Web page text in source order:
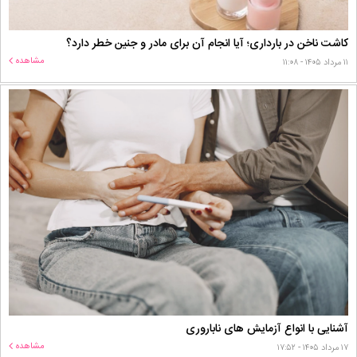
کاشت ناخن در بارداری؛ آیا انجام آن برای مادر و جنین خطر دارد؟
۱۱ مرداد ۱۴۰۵ - ۱۱:۰۸ مشاهده
آشنایی با انواع آزمایش های ناباروری
۱۷ مرداد ۱۴۰۵ - ۱۷:۵۲ مشاهده